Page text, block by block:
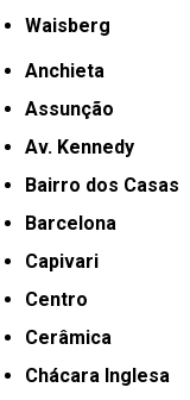
Waisberg
Anchieta
Assunção
Av. Kennedy
Bairro dos Casas
Barcelona
Capivari
Centro
Cerâmica
Chácara Inglesa